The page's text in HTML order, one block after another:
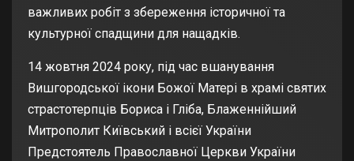
важливих робіт з збереження історичної та
культурної спадщини для нащадків.
14 жовтня 2024 року, під час вшанування
Вишгородської ікони Божої Матері в храмі святих
страстотерпців Бориса і Гліба, Блаженнійший
Митрополит Київський і всієї України
Предстоятель Православної Церкви України